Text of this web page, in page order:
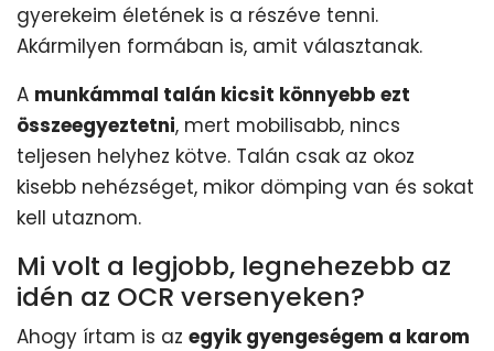
gyerekeim életének is a részéve tenni.
Akármilyen formában is, amit választanak.
A munkámmal talán kicsit könnyebb ezt
összeegyeztetni, mert mobilisabb, nincs
teljesen helyhez kötve. Talán csak az okoz
kisebb nehézséget, mikor dömping van és sokat
kell utaznom.
Mi volt a legjobb, legnehezebb az
idén az OCR versenyeken?
Ahogy írtam is az egyik gyengeségem a karom